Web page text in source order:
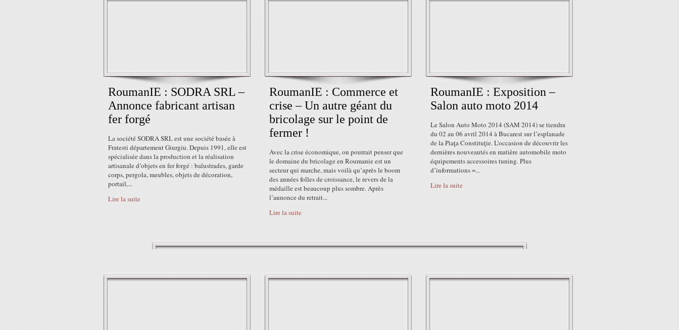
RoumanIE : SODRA SRL –
Annonce fabricant artisan
fer forgé
La société SODRA SRL est une société basée à
Fratesti département Giurgiu. Depuis 1991, elle est
spécialisée dans la production et la réalisation
artisanale d’objets en fer forgé : balustrades, garde
corps, pergola, meubles, objets de décoration,
portail,...
Lire la suite
RoumanIE : Commerce et
crise – Un autre géant du
bricolage sur le point de
fermer !
Avec la crise économique, on pourrait penser que
le domaine du bricolage en Roumanie est un
secteur qui marche, mais voilà qu’après le boom
des années folles de croissance, le revers de la
médaille est beaucoup plus sombre. Après
l’annonce du retrait...
Lire la suite
RoumanIE : Exposition –
Salon auto moto 2014
Le Salon Auto Moto 2014 (SAM 2014) se tiendra
du 02 au 06 avril 2014 à Bucarest sur l’esplanade
de la Piaţa Constituţie. L’occasion de découvrir les
dernières nouveautés en matière automobile moto
équipements accessoires tuning. Plus
d’informations =...
Lire la suite